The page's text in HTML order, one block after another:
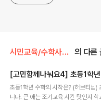
시민교육/수학사교육 정면승부(2011) 의 다른
[고민함께나눠요4] 초등1학
초등1학년 수학의 시작은? (허브티님)
니다. 큰 애는 조기교육 시킨 탓인지